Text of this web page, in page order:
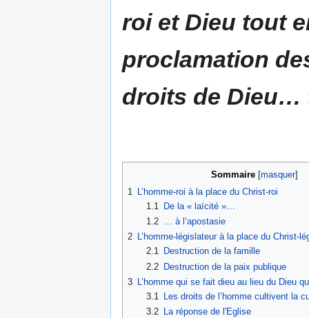
roi et Dieu tout
proclamation
droits de Dieu…
Sommaire
1
L’homme-roi à la place du Christ-roi
1.1
De la « laïcité »…
1.2
… à l’apostasie
2 L’homme-législateur à la place du Christ-
2.1
Destruction de la famille
2.2 Destruction de la paix publique
3
L’homme qui se fait dieu au lieu du Dieu
3.1
Les droits de l’homme cultivent la
3.2
La réponse de l'Eglise